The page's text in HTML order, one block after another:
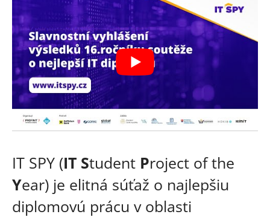
IT SPY (IT Student Project of the
Year) je elitná súťaž o najlepšiu
diplomovú prácu v oblasti